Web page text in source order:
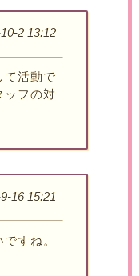
2 13:12
て活動で
ッフの対
16 15:21
すね。